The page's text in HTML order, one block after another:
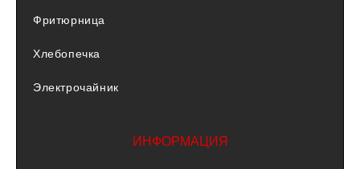
Фритюрница
Хлебопечка
Электрочайник
ИНФОРМАЦИЯ